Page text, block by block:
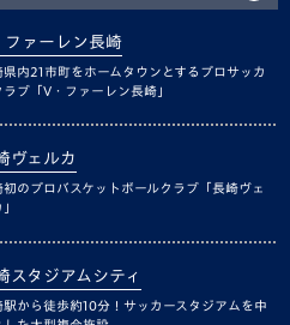
ファーレン長崎
県内21市町をホームタウンとするプロサッカ
ラブ「V・ファーレン長崎」
ヴェルカ
初のプロバスケットボールクラブ「長崎ヴェ
スタジアムシティ
駅から徒歩約10分！サッカースタジアムを中